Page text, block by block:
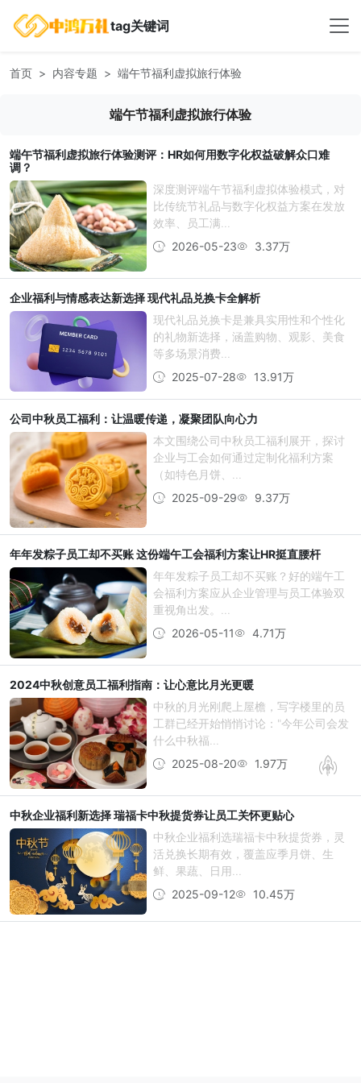
tag关键词
首页 内容专题 端午节福利虚拟旅行体验
端午节福利虚拟旅行体验
端午节福利虚拟旅行体验测评：HR如何用数字化权益破解众口难
调？
深度测评端午节福利虚拟体验模式，对
比传统节礼品与数字化权益方案在发放
效率、员工满...
2026-05-23
3.37万
企业福利与情感表达新选择 现代礼品兑换卡全解析
现代礼品兑换卡是兼具实用性和个性化
的礼物新选择，涵盖购物、观影、美食
等多场景消费...
2025-07-28
13.91万
公司中秋员工福利：让温暖传递，凝聚团队向心力
本文围绕公司中秋员工福利展开，探讨
企业与工会如何通过定制化福利方案
（如特色月饼、...
2025-09-29
9.37万
年年发粽子员工却不买账 这份端午工会福利方案让HR挺直腰杆
年年发粽子员工却不买账？好的端午工
会福利方案应从企业管理与员工体验双
重视角出发。...
2026-05-11
4.71万
2024中秋创意员工福利指南：让心意比月光更暖
中秋的月光刚爬上屋檐，写字楼里的员
工群已经开始悄悄讨论："今年公司会发
什么中秋福...
2025-08-20
1.97万
中秋企业福利新选择 瑞福卡中秋提货券让员工关怀更贴心
中秋企业福利选瑞福卡中秋提货券，灵
活兑换长期有效，覆盖应季月饼、生
鲜、果蔬、日用...
2025-09-12
10.45万